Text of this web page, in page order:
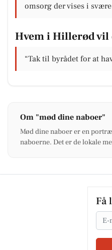
omsorg der vises i
Hvem i Hillerød vil
“Tak til byrådet for at
Om "mød dine naboer"
Mød dine naboer er en
naboerne. Det er de lokale
Få
Email